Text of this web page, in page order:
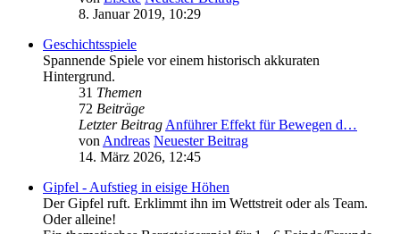
8. Januar 2019, 10:29
Geschichtsspiele
Spannende Spiele vor einem historisch akkuraten
Hintergrund.
31 Themen
72 Beiträge
Letzter BeitragAnführer Effekt für Bewegen d…
vonAndreas Neuester Beitrag
14. März 2026, 12:45
Gipfel - Aufstieg in eisige Höhen
Der Gipfel ruft. Erklimmt ihn im Wettstreit oder als Team.
Oder alleine!